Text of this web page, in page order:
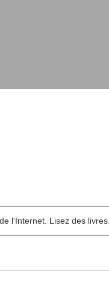
l'Internet. Lisez des